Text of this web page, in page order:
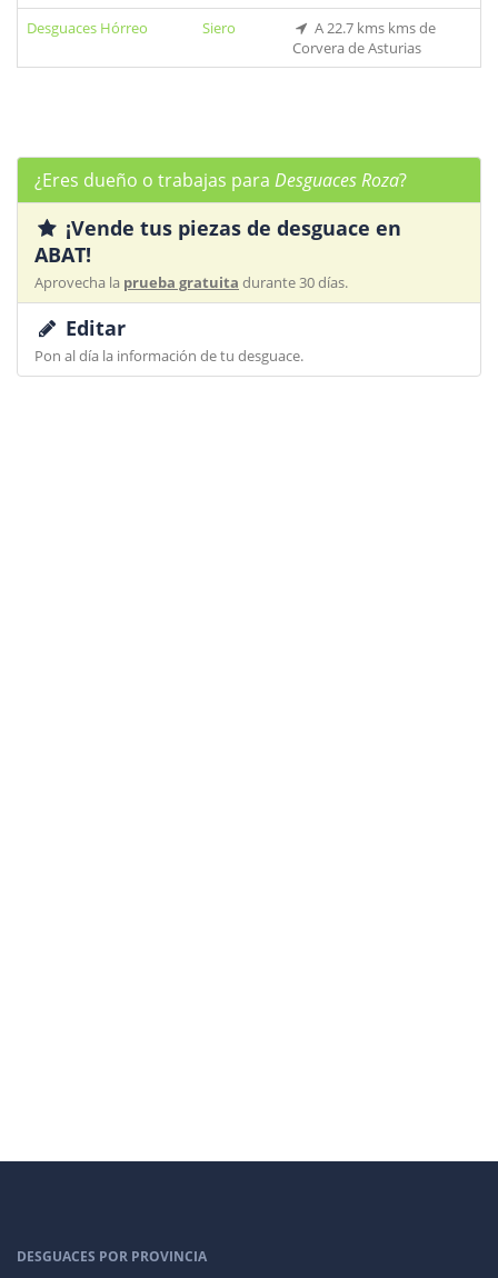
Desguaces Hórreo
Siero
A 22.7 kms kms de
Corvera de Asturias
¿Eres dueño o trabajas para Desguaces Roza?
¡Vende tus piezas de desguace en
ABAT!
Aprovecha la prueba gratuita durante 30 días.
Editar
Pon al día la información de tu desguace.
DESGUACES POR PROVINCIA